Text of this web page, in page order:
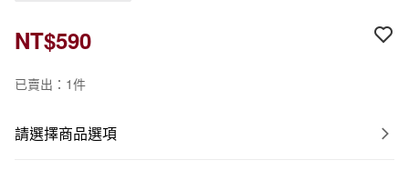
NT$590
已賣出：1件
請選擇商品選項